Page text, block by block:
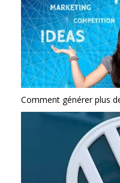
Comment générer plus